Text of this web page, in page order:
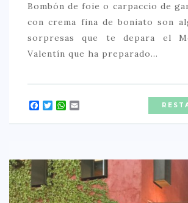
Bombón de foie o carpaccio de
con crema fina de boniato son
sorpresas que te depara el
Valentín que ha preparado…
Facebook
Twitter
WhatsApp